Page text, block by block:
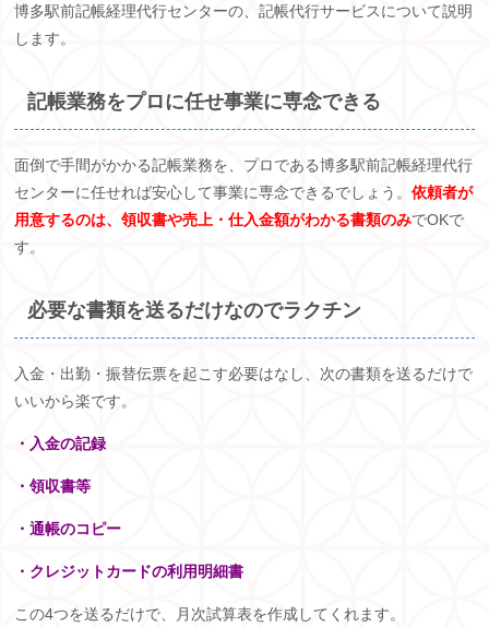
博多駅前記帳経理代行センターの、記帳代行サービスについて説明
します。
記帳業務をプロに任せ事業に専念できる
面倒で手間がかかる記帳業務を、プロである博多駅前記帳経理代行
センターに任せれば安心して事業に専念できるでしょう。依頼者が
用意するのは、領収書や売上・仕入金額がわかる書類のみでOKで
す。
必要な書類を送るだけなのでラクチン
入金・出勤・振替伝票を起こす必要はなし、次の書類を送るだけで
いいから楽です。
・入金の記録
・領収書等
・通帳のコピー
・クレジットカードの利用明細書
この4つを送るだけで、月次試算表を作成してくれます。